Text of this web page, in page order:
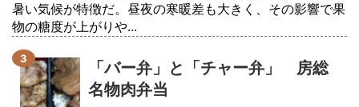
暑い気候が特徴だ。昼夜の寒暖差も大きく、その影響で果
物の糖度が上がりや...
「バー弁」と「チャー弁」 房総
名物肉弁当